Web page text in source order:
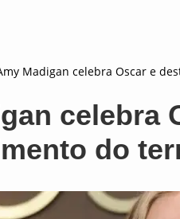
Madigan celebra Oscar e
celebra
do